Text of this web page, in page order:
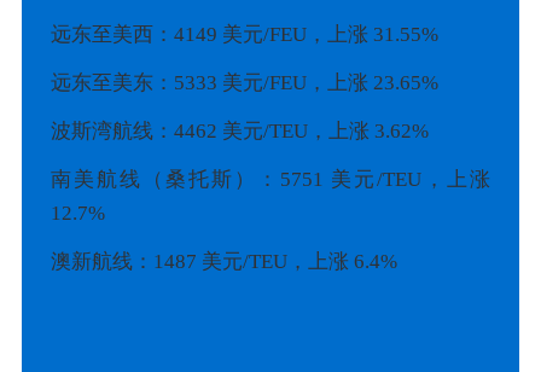
远东至美西：4149 美元/FEU，上涨 31.55%
远东至美东：5333 美元/FEU，上涨 23.65%
波斯湾航线：4462 美元/TEU，上涨 3.62%
南美航线（桑托斯）：5751 美元/TEU，上涨
12.7%
澳新航线：1487 美元/TEU，上涨 6.4%